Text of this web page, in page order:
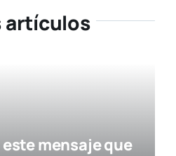
artículos
mensaje que